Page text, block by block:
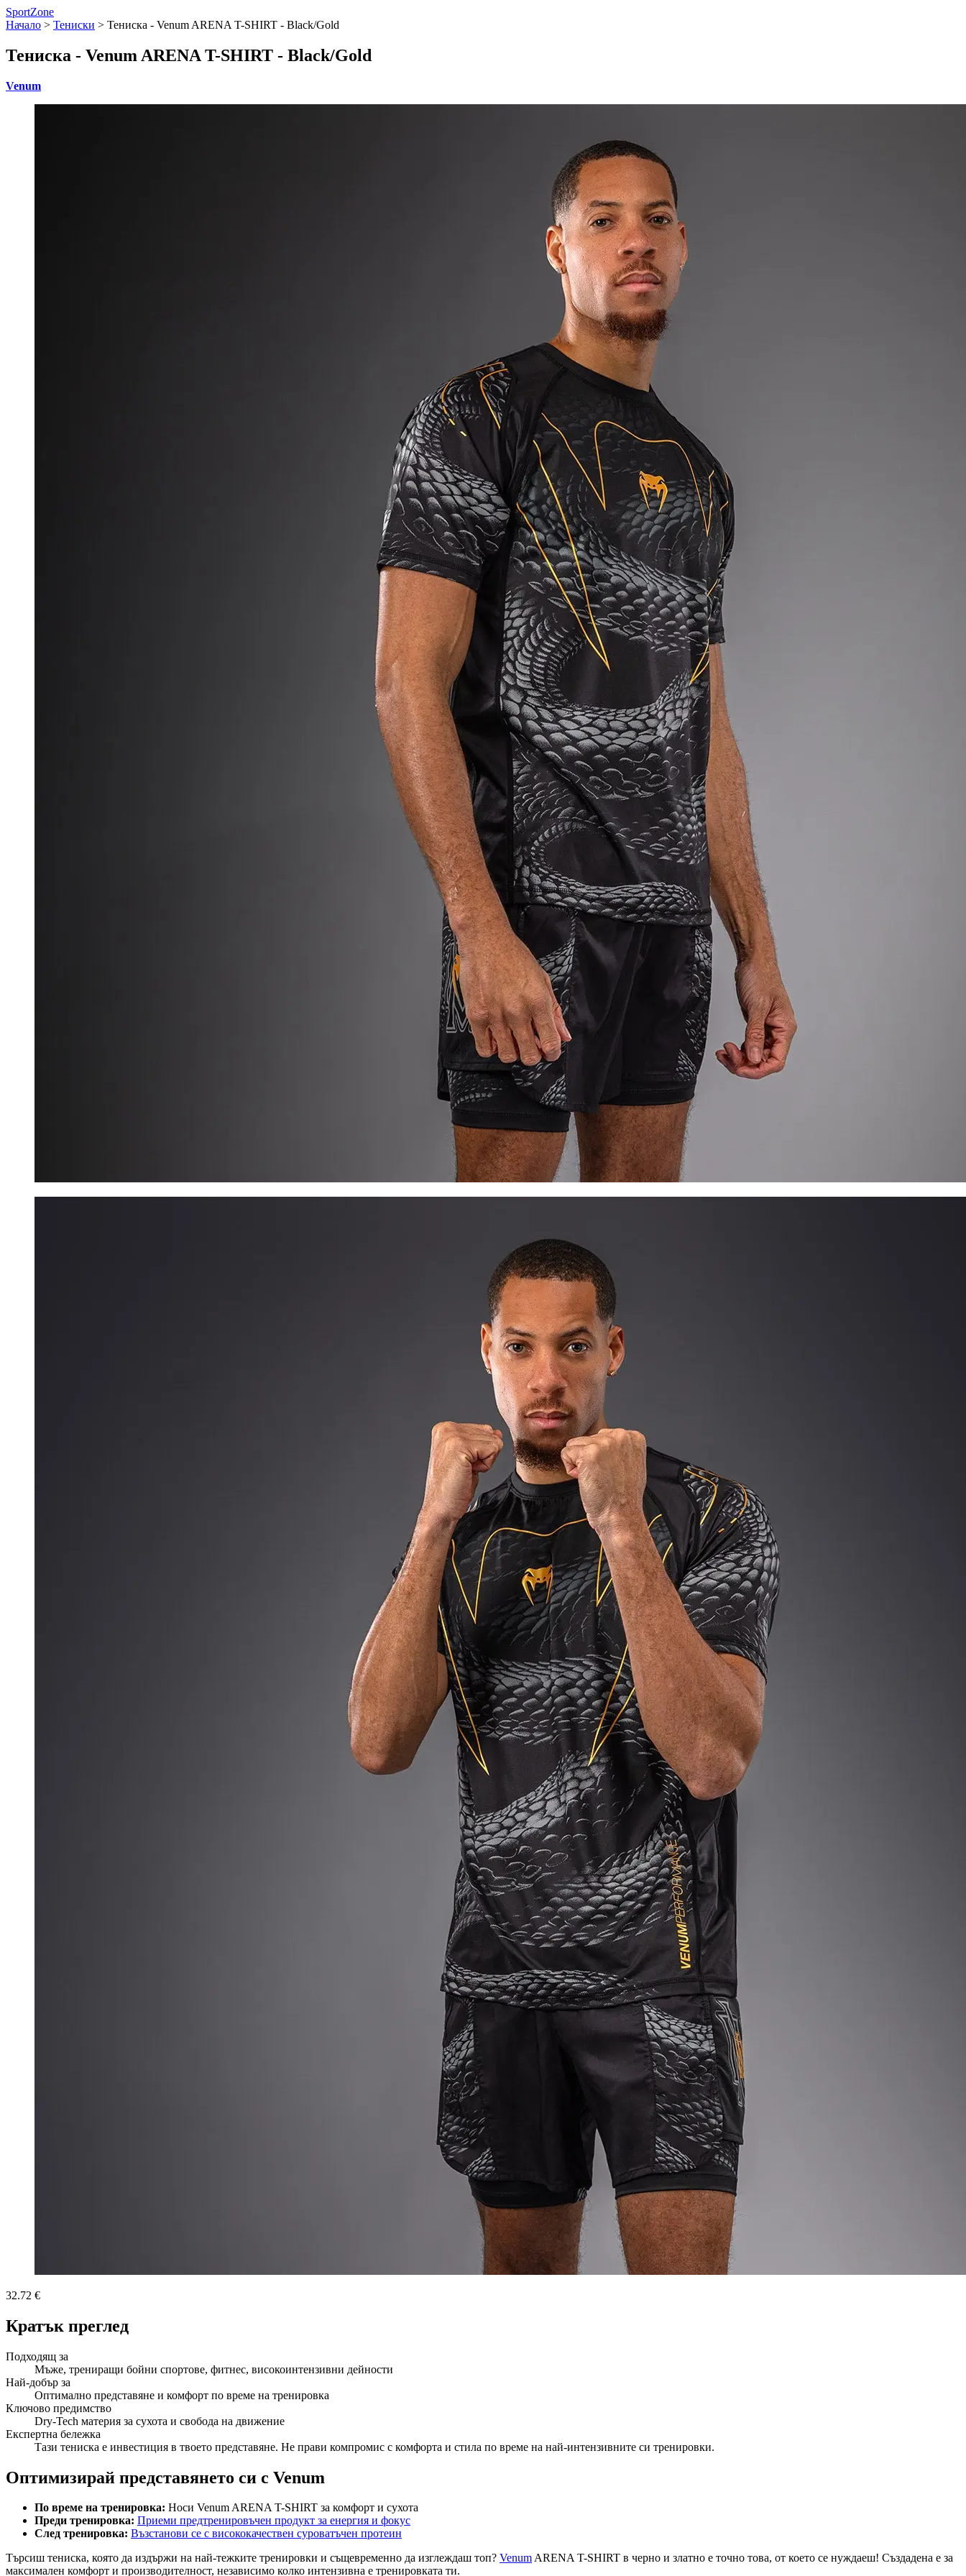
SportZone
Начало > Тениски > Тениска - Venum ARENA T-SHIRT - Black/Gold
Тениска - Venum ARENA T-SHIRT - Black/Gold
Venum
32.72 €
Кратък преглед
Подходящ за
Мъже, трениращи бойни спортове, фитнес, високоинтензивни дейности
Най-добър за
Оптимално представяне и комфорт по време на тренировка
Ключово предимство
Dry-Tech материя за сухота и свобода на движение
Експертна бележка
Тази тениска е инвестиция в твоето представяне. Не прави компромис с комфорта и стила по време на най-интензивните си тренировки.
Оптимизирай представянето си с Venum
По време на тренировка: Носи Venum ARENA T-SHIRT за комфорт и сухота
Преди тренировка: Приеми предтренировъчен продукт за енергия и фокус
След тренировка: Възстанови се с висококачествен суроватъчен протеин
Търсиш тениска, която да издържи на най-тежките тренировки и същевременно да изглеждаш топ? VenumARENA T-SHIRT в черно и златно е точно това, от което се нуждаеш! Създадена е за
максимален комфорт и производителност, независимо колко интензивна е тренировката ти.